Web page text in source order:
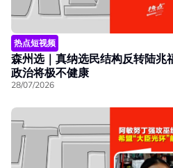
热点短视频
森州选｜真纳选民结构反转陆兆
政治将极不健康
28/07/2026